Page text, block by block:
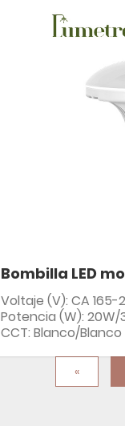
Bombilla LED
Voltaje (V): CA
Potencia (W):
CCT: Blanco/
«